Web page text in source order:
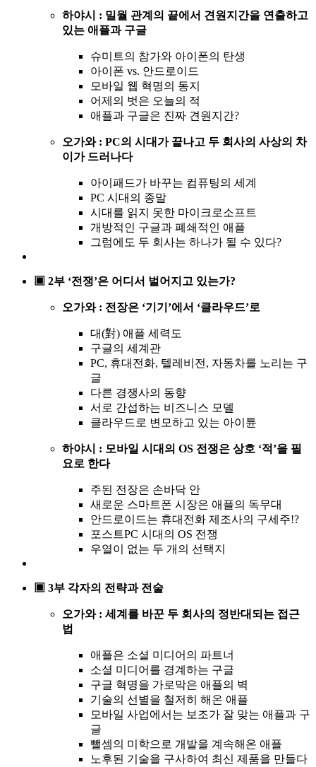
하야시 : 밀월 관계의 끝에서 견원지간을 연출하고
있는 애플과 구글
슈미트의 참가와 아이폰의 탄생
아이폰 vs. 안드로이드
모바일 웹 혁명의 동지
어제의 벗은 오늘의 적
애플과 구글은 진짜 견원지간?
오가와 : PC의 시대가 끝나고 두 회사의 사상의 차
이가 드러나다
아이패드가 바꾸는 컴퓨팅의 세계
PC 시대의 종말
시대를 읽지 못한 마이크로소프트
개방적인 구글과 폐쇄적인 애플
그럼에도 두 회사는 하나가 될 수 있다?
▣ 2부 ‘전쟁’은 어디서 벌어지고 있는가?
오가와 : 전장은 ‘기기’에서 ‘클라우드’로
대(對) 애플 세력도
구글의 세계관
PC, 휴대전화, 텔레비전, 자동차를 노리는 구
글
다른 경쟁사의 동향
서로 간섭하는 비즈니스 모델
클라우드로 변모하고 있는 아이튠
하야시 : 모바일 시대의 OS 전쟁은 상호 ‘적’을 필
요로 한다
주된 전장은 손바닥 안
새로운 스마트폰 시장은 애플의 독무대
안드로이드는 휴대전화 제조사의 구세주!?
포스트PC 시대의 OS 전쟁
우열이 없는 두 개의 선택지
▣ 3부 각자의 전략과 전술
오가와 : 세계를 바꾼 두 회사의 정반대되는 접근
법
애플은 소셜 미디어의 파트너
소셜 미디어를 경계하는 구글
구글 혁명을 가로막은 애플의 벽
기술의 선별을 철저히 해온 애플
모바일 사업에서는 보조가 잘 맞는 애플과 구
글
뺄셈의 미학으로 개발을 계속해온 애플
노후된 기술을 구사하여 최신 제품을 만들다